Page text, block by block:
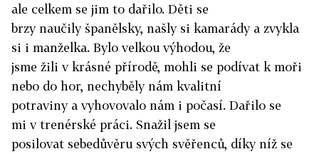
ale celkem se jim to dařilo. Děti se
brzy naučily španělsky, našly si kamarády a zvykla
si i manželka. Bylo velkou výhodou, že
jsme žili v krásné přírodě, mohli se podívat k moři
nebo do hor, nechyběly nám kvalitní
potraviny a vyhovovalo nám i počasí. Dařilo se
mi v trenérské práci. Snažil jsem se
posilovat sebedůvěru svých svěřenců, díky níž se